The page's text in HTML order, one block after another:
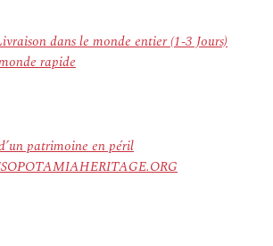
dans le monde entier (1-3 Jours)
rapide
patrimoine en péril